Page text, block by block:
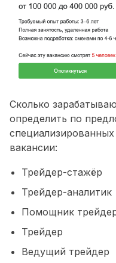
Сколько
определить по
вакансии:
Трейдер-стажёр
Трейдер-аналитик
Помощник
Трейдер
Ведущий трейдер